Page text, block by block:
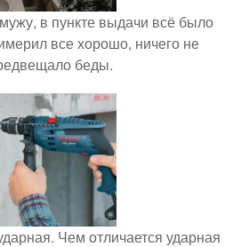
в пункте выдачи всё было
все хорошо, ничего не
беды.
Чем отличается ударная